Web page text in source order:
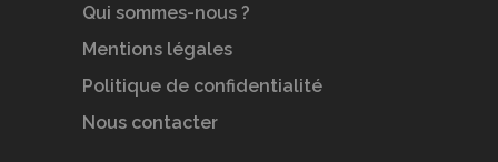
Qui sommes-nous ?
Mentions légales
Politique de confidentialité
Nous contacter